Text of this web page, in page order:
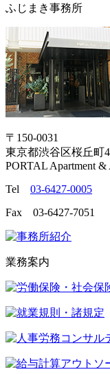
ふじまき事務所
〒150-0031
東京都渋谷区桜丘町
PORTAL Apartment
Tel 03-6427-0005
Fax 03-6427-7051
業務案内